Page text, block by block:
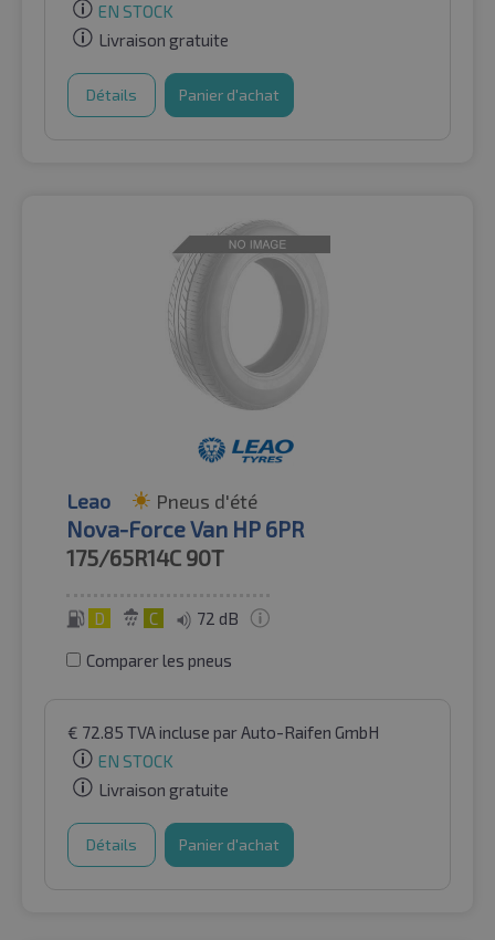
EN STOCK
Livraison gratuite
Détails Panier d'achat
Leao Pneus d'été
Nova-Force Van HP 6PR
175/65R14C 90T
D C 72 dB
Comparer les pneus
€ 72.85 TVA incluse par Auto-Raifen GmbH
EN STOCK
Livraison gratuite
Détails Panier d'achat